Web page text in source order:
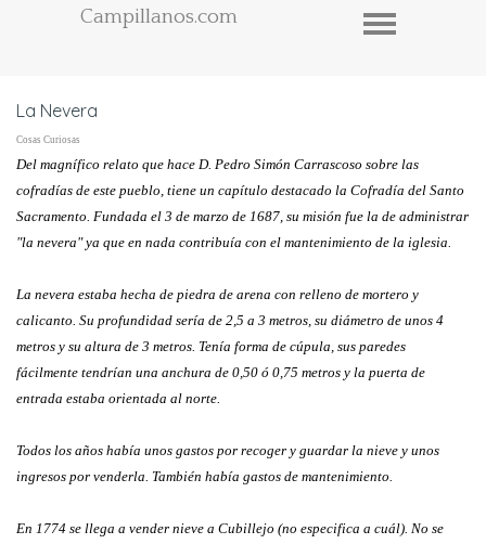
Campillanos.com
La Nevera
Cosas Curiosas
Del magnífico relato que hace D. Pedro Simón Carrascoso sobre las
cofradías de este pueblo, tiene un capítulo destacado la Cofradía del Santo
Sacramento. Fundada el 3 de marzo de 1687, su misión fue la de administrar
"la nevera" ya que en nada contribuía con el mantenimiento de la iglesia.
La nevera estaba hecha de piedra de arena con relleno de mortero y
calicanto. Su profundidad sería de 2,5 a 3 metros, su diámetro de unos 4
metros y su altura de 3 metros. Tenía forma de cúpula, sus paredes
fácilmente tendrían una anchura de 0,50 ó 0,75 metros y la puerta de
entrada estaba orientada al norte.
Todos los años había unos gastos por recoger y guardar la nieve y unos
ingresos por venderla. También había gastos de mantenimiento.
En 1774 se llega a vender nieve a Cubillejo (no especifica a cuál). No se